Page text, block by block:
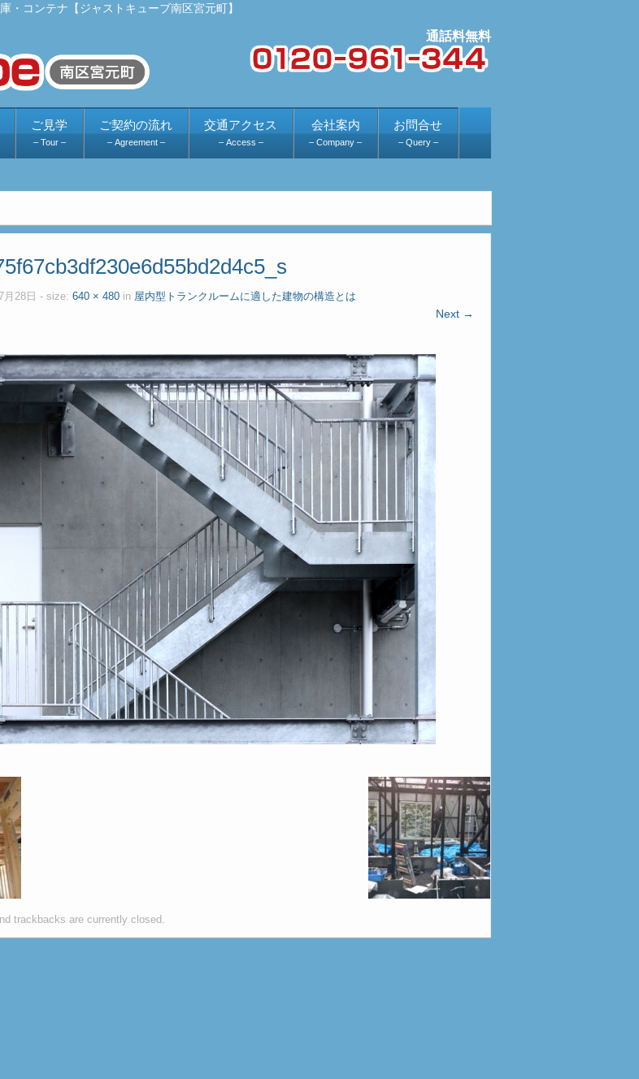
・コンテナ【ジャストキューブ南区宮元町】
ご見学
– Tour –
ご契約の流れ
– Agreement –
交通アクセス
– Access –
会社案内
– Company –
お問合せ
– Query –
月28日 - size:640 × 480 in 屋内型トランクルームに適した建物の構造とは
Next →
trackbacks are currently closed.